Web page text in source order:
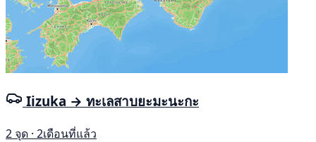
Iizuka → ทะเลสาบยะมะนะกะ
2 จุด · 2เดือนที่แล้ว